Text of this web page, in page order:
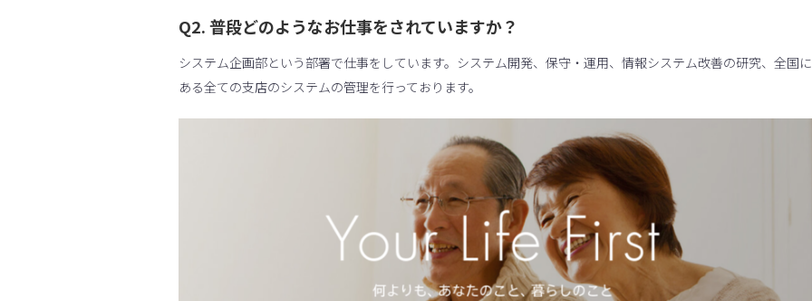
Q2. 普段どのようなお仕事をされていますか？
システム企画部という部署で仕事をしています。システム開発、保守・運用、情報システム改善の研究、全国に
ある全ての支店のシステムの管理を行っております。